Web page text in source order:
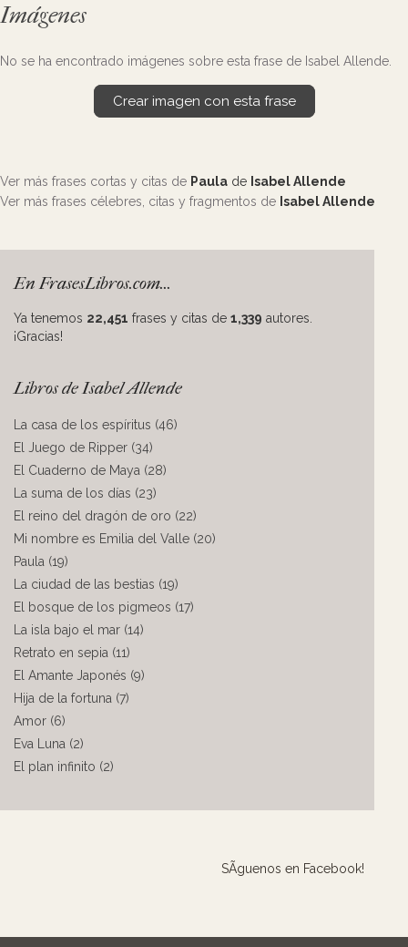
Imágenes
No se ha encontrado imágenes sobre esta frase de Isabel Allende.
Crear imagen con esta frase
Ver más frases cortas y citas de Paula de Isabel Allende
Ver más frases célebres, citas y fragmentos de Isabel Allende
En FrasesLibros.com...
Ya tenemos 22,451 frases y citas de 1,339 autores.
¡Gracias!
Libros de Isabel Allende
La casa de los espíritus (46)
El Juego de Ripper (34)
El Cuaderno de Maya (28)
La suma de los días (23)
El reino del dragón de oro (22)
Mi nombre es Emilia del Valle (20)
Paula (19)
La ciudad de las bestias (19)
El bosque de los pigmeos (17)
La isla bajo el mar (14)
Retrato en sepia (11)
El Amante Japonés (9)
Hija de la fortuna (7)
Amor (6)
Eva Luna (2)
El plan infinito (2)
SÃ­guenos en Facebook!